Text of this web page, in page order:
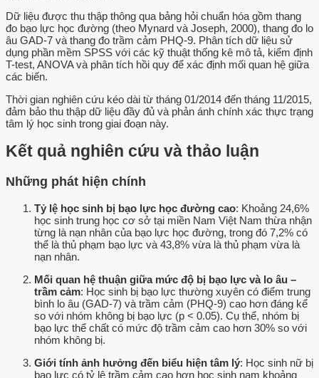
Dữ liệu được thu thập thông qua bảng hỏi chuẩn hóa gồm thang
đo bạo lực học đường (theo Mynard và Joseph, 2000), thang đo lo
âu GAD-7 và thang đo trầm cảm PHQ-9. Phân tích dữ liệu sử
dụng phần mềm SPSS với các kỹ thuật thống kê mô tả, kiểm định
T-test, ANOVA và phân tích hồi quy để xác định mối quan hệ giữa
các biến.
Thời gian nghiên cứu kéo dài từ tháng 01/2014 đến tháng 11/2015,
đảm bảo thu thập dữ liệu đầy đủ và phản ánh chính xác thực trạng
tâm lý học sinh trong giai đoạn này.
Kết quả nghiên cứu và thảo luận
Những phát hiện chính
Tỷ lệ học sinh bị bạo lực học đường cao: Khoảng 24,6%
học sinh trung học cơ sở tại miền Nam Việt Nam thừa nhận
từng là nạn nhân của bạo lực học đường, trong đó 7,2% có
thể là thủ phạm bạo lực và 43,8% vừa là thủ phạm vừa là
nạn nhân.
Mối quan hệ thuận giữa mức độ bị bạo lực và lo âu –
trầm cảm: Học sinh bị bạo lực thường xuyên có điểm trung
bình lo âu (GAD-7) và trầm cảm (PHQ-9) cao hơn đáng kể
so với nhóm không bị bạo lực (p < 0.05). Cụ thể, nhóm bị
bạo lực thể chất có mức độ trầm cảm cao hơn 30% so với
nhóm không bị.
Giới tính ảnh hưởng đến biểu hiện tâm lý: Học sinh nữ bị
bạo lực có tỷ lệ trầm cảm cao hơn học sinh nam khoảng